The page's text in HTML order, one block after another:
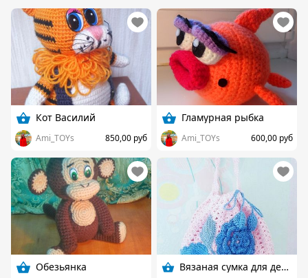
Кот Василий
Ami_TOYs 850,00 руб
Гламурная рыбка
Ami_TOYs 600,00 руб
Обезьянка Вязаная сумка для девочки